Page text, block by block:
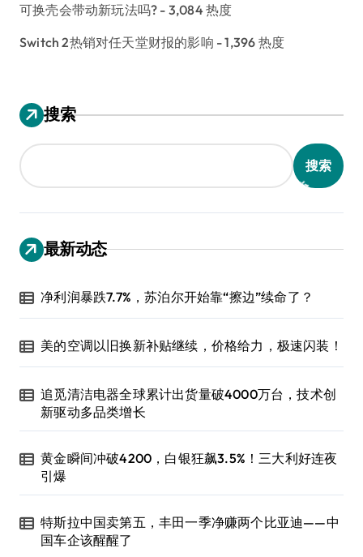
可换壳会带动新玩法吗? - 3,084 热度
Switch 2热销对任天堂财报的影响 - 1,396 热度
搜索
搜索
最新动态
净利润暴跌7.7%，苏泊尔开始靠“擦边”续命了？
美的空调以旧换新补贴继续，价格给力，极速闪装！
追觅清洁电器全球累计出货量破4000万台，技术创
新驱动多品类增长
黄金瞬间冲破4200，白银狂飙3.5%！三大利好连夜
引爆
特斯拉中国卖第五，丰田一季净赚两个比亚迪——中
国车企该醒醒了